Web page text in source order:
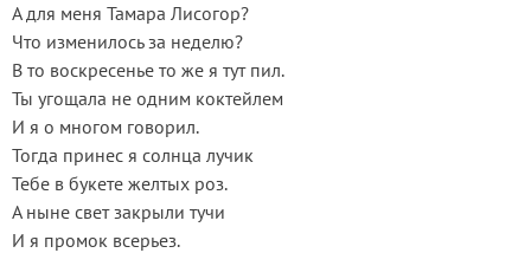
А для меня Тамара Лисогор?
Что изменилось за неделю?
В то воскресенье то же я тут пил.
Ты угощала не одним коктейлем
И я о многом говорил.
Тогда принес я солнца лучик
Тебе в букете желтых роз.
А ныне свет закрыли тучи
И я промок всерьез.